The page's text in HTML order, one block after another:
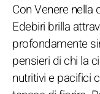
Con Venere nella
Edebiri brilla
profondamente
pensieri di chi la
nutritivi e pacifici